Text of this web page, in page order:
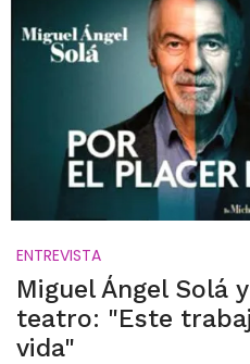
ENTREVISTA
Miguel Ángel Solá
teatro: "Este
vida"